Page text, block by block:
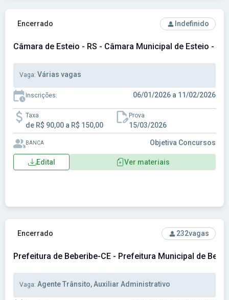
Ver concurso: Câmara de Esteio - RS - Câmara Municipal de
Encerrado Indefinido
Câmara de Esteio - RS - Câmara Municipal de Esteio - RS
Vaga: Várias vagas
Inscrições: 06/01/2026 a 11/02/2026
Taxa
de R$ 90,00 a R$ 150,00
Prova
15/03/2026
BANCA Objetiva Concursos
Edital Ver materiais
Ver concurso: Prefeitura de Beberibe-CE - Prefeitura
Encerrado 232vagas
Prefeitura de Beberibe-CE - Prefeitura Municipal de
Vaga: Agente Trânsito, Auxiliar Administrativo